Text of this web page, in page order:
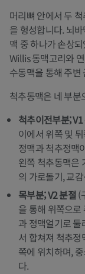
머리뼈 안에서 두
을 형성합니다. 뇌
맥 중 하나가 손상
Willis 동맥고리와
수동맥을 통해 주변
척추동맥은 네 부분
척추이전부분;
이에서 위쪽 및
정맥과 척추정맥
왼쪽 척추동맥은
의 가로돌기, 교
목부분; V2 분절(
을 통해 위쪽으
과 정맥얼기로
서 합쳐져 척추
쪽에 위치하며,
다.